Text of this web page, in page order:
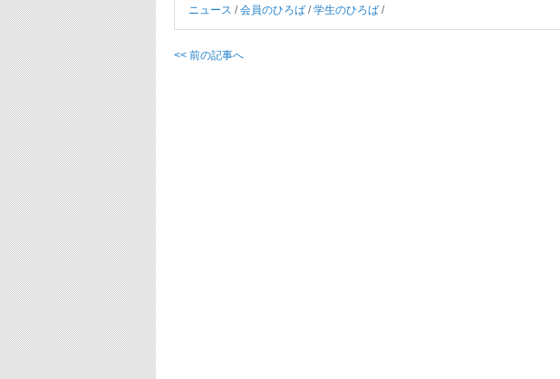
ニュース /会員のひろば /学生のひろば /
<< 前の記事へ